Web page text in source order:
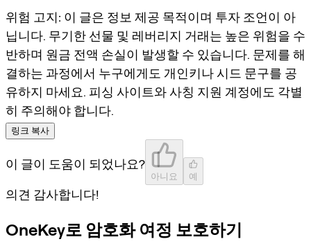
위험 고지: 이 글은 정보 제공 목적이며 투자 조언이 아
닙니다. 무기한 선물 및 레버리지 거래는 높은 위험을 수
반하며 원금 전액 손실이 발생할 수 있습니다. 문제를 해
결하는 과정에서 누구에게도 개인키나 시드 문구를 공
유하지 마세요. 피싱 사이트와 사칭 지원 계정에도 각별
히 주의해야 합니다.
링크 복사
이 글이 도움이 되었나요?
아니요 예
의견 감사합니다!
OneKey로 암호화 여정 보호하기